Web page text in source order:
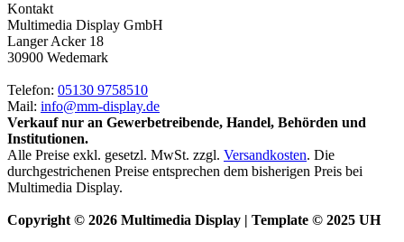
Kontakt
Multimedia Display GmbH
Langer Acker 18
30900 Wedemark
Telefon: 05130 9758510
Mail: info@mm-display.de
Verkauf nur an Gewerbetreibende, Handel, Behörden und
Institutionen.
Alle Preise exkl. gesetzl. MwSt. zzgl. Versandkosten. Die
durchgestrichenen Preise entsprechen dem bisherigen Preis bei
Multimedia Display.
Copyright © 2026 Multimedia Display | Template © 2025 UH